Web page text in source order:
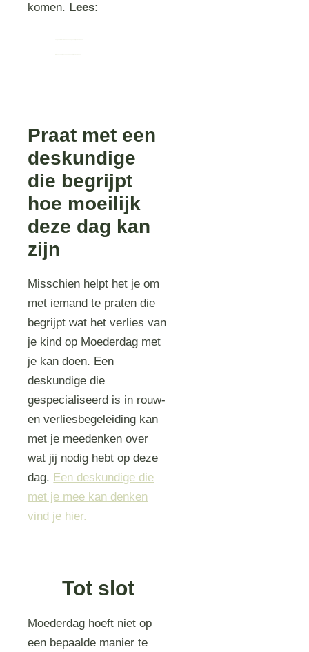
komen. Lees:
Praat met een
deskundige
die begrijpt
hoe moeilijk
deze dag kan
zijn
Misschien helpt het je om
met iemand te praten die
begrijpt wat het verlies van
je kind op Moederdag met
je kan doen. Een
deskundige die
gespecialiseerd is in rouw-
en verliesbegeleiding kan
met je meedenken over
wat jij nodig hebt op deze
dag. Een deskundige die
met je mee kan denken
vind je hier.
Tot slot
Moederdag hoeft niet op
een bepaalde manier te